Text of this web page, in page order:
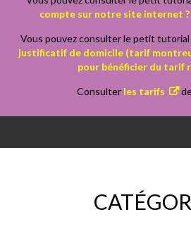
compte sur notre site internet ?
Vous pouvez consulter le petit tutorial
justificatif de domicile (tarif
pour bénéficier du tarif
Consulter les tarifs